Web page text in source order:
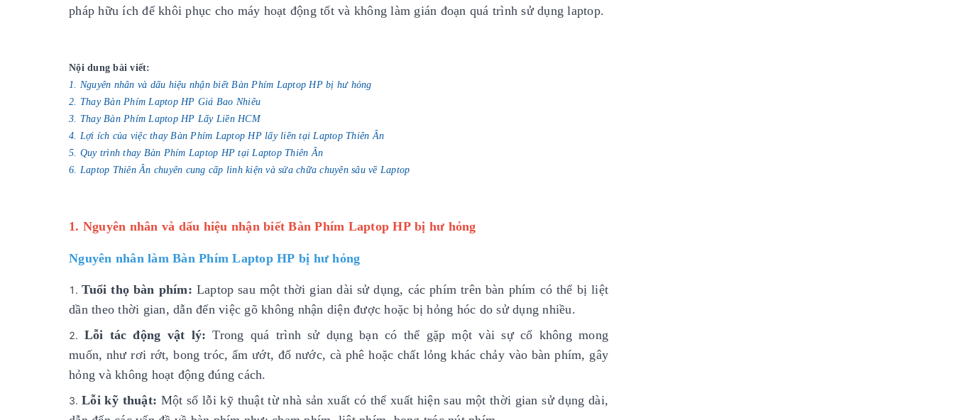
pháp hữu ích để khôi phục cho máy hoạt động tốt và không làm gián đoạn quá trình sử dụng laptop.
Nội dung bài viết:
1. Nguyên nhân và dấu hiệu nhận biết Bàn Phím Laptop HP bị hư hỏng
2. Thay Bàn Phím Laptop HP Giá Bao Nhiêu
3. Thay Bàn Phím Laptop HP Lấy Liền HCM
4. Lợi ích của việc thay Bàn Phím Laptop HP lấy liền tại Laptop Thiên Ân
5. Quy trình thay Bàn Phím Laptop HP tại Laptop Thiên Ân
6. Laptop Thiên Ân chuyên cung cấp linh kiện và sửa chữa chuyên sâu về Laptop
1. Nguyên nhân và dấu hiệu nhận biết Bàn Phím Laptop HP bị hư hỏng
Nguyên nhân làm Bàn Phím Laptop HP bị hư hỏng
Tuổi thọ bàn phím: Laptop sau một thời gian dài sử dụng, các phím trên bàn phím có thể bị liệt
dần theo thời gian, dẫn đến việc gõ không nhận diện được hoặc bị hỏng hóc do sử dụng nhiều.
Lỗi tác động vật lý:Trong quá trình sử dụng bạn có thể gặp một vài sự cố không mong
muốn, như rơi rớt, bong tróc, ẩm ướt, đổ nước, cà phê hoặc chất lỏng khác chảy vào bàn phím, gây
hỏng và không hoạt động đúng cách.
Lỗi kỹ thuật: Một số lỗi kỹ thuật từ nhà sản xuất có thể xuất hiện sau một thời gian sử dụng dài,